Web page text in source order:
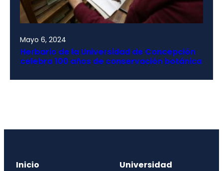
Mayo 6, 2024
Herbario de la Universidad de Concepción
celebra 100 años de conservación botánica
Inicio Universidad